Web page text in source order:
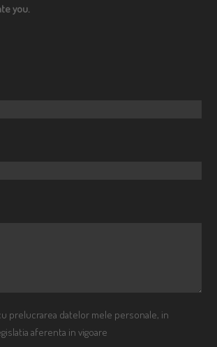
you.
prelucrarea datelor mele personale, in
aferenta in vigoare